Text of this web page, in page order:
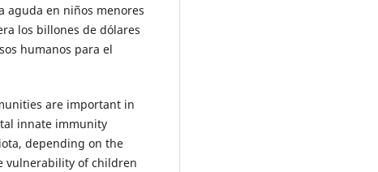
aguda en niños menores
los billones de dólares
humanos para el
are important in
innate immunity
depending on the
vulnerability of children